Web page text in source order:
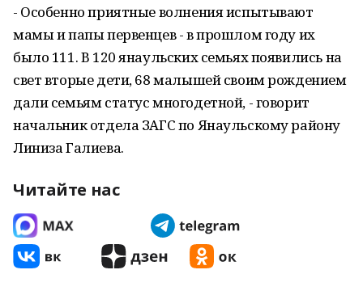
- Особенно приятные волнения испытывают
мамы и папы первенцев - в прошлом году их
было 111. В 120 янаульских семьях появились на
свет вторые дети, 68 малышей своим рождением
дали семьям статус многодетной, - говорит
начальник отдела ЗАГС по Янаульскому району
Линиза Галиева.
Читайте нас